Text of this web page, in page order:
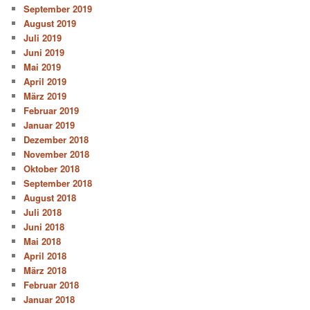
September 2019
August 2019
Juli 2019
Juni 2019
Mai 2019
April 2019
März 2019
Februar 2019
Januar 2019
Dezember 2018
November 2018
Oktober 2018
September 2018
August 2018
Juli 2018
Juni 2018
Mai 2018
April 2018
März 2018
Februar 2018
Januar 2018